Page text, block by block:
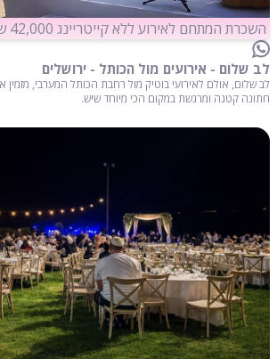
השכרת המתחם לאירוע ללא קייטריינג 42,000 ש"ח
לב שלום - אירועים מול הכותל - ירושלים
לב שלום, אולם לאירועי בוטיק מול רחבת הכותל המערבי, מזמין
חתונה קטנה ומרגשת במקום הכי מיוחד שיש.